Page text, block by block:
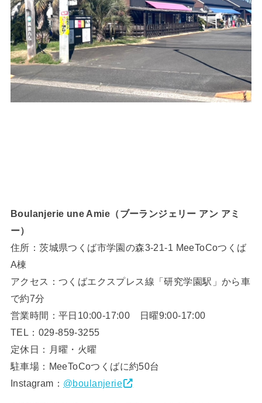
Boulanjerie une Amie（ブーランジェリー アン アミ
ー）
住所：茨城県つくば市学園の森3-21-1 MeeToCoつくば
A棟
アクセス：つくばエクスプレス線「研究学園駅」から車
で約7分
営業時間：平日10:00-17:00 日曜9:00-17:00
TEL：029-859-3255
定休日：月曜・火曜
駐車場：MeeToCoつくばに約50台
Instagram： @boulanjerie